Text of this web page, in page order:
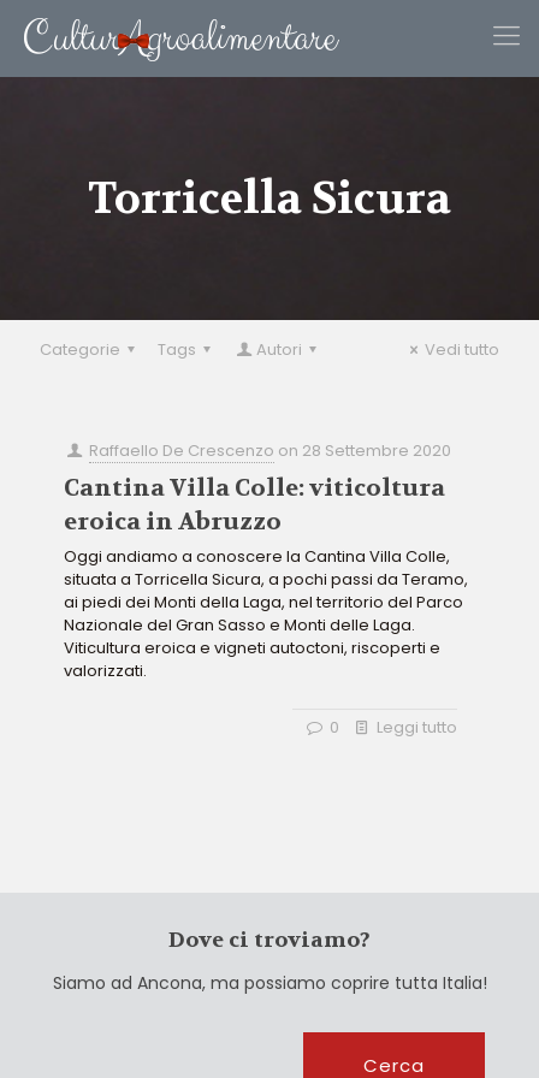
Torricella Sicura
Categorie Tags Autori Vedi tutto
Raffaello De Crescenzo on 28 Settembre 2020
Cantina Villa Colle: viticoltura
eroica in Abruzzo
Oggi andiamo a conoscere la Cantina Villa Colle,
situata a Torricella Sicura, a pochi passi da Teramo,
ai piedi dei Monti della Laga, nel territorio del Parco
Nazionale del Gran Sasso e Monti delle Laga.
Viticultura eroica e vigneti autoctoni, riscoperti e
valorizzati.
0 Leggi tutto
Dove ci troviamo?
Siamo ad Ancona, ma possiamo coprire tutta Italia!
Cerca